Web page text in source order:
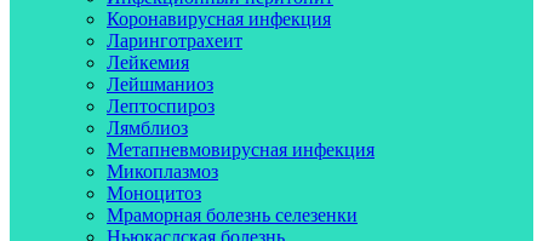
Коронавирусная инфекция
Ларинготрахеит
Лейкемия
Лейшманиоз
Лептоспироз
Лямблиоз
Метапневмовирусная инфекция
Микоплазмоз
Моноцитоз
Мраморная болезнь селезенки
Ньюкаслская болезнь